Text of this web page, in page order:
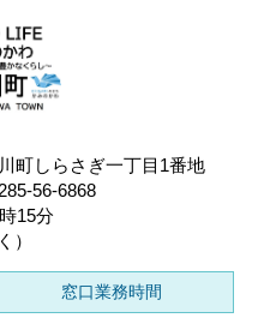
町しらさぎ一丁目1番地
56-6868
15分
）
窓口業務時間